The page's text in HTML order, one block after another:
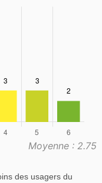
Moyenne : 2.75
des usagers du